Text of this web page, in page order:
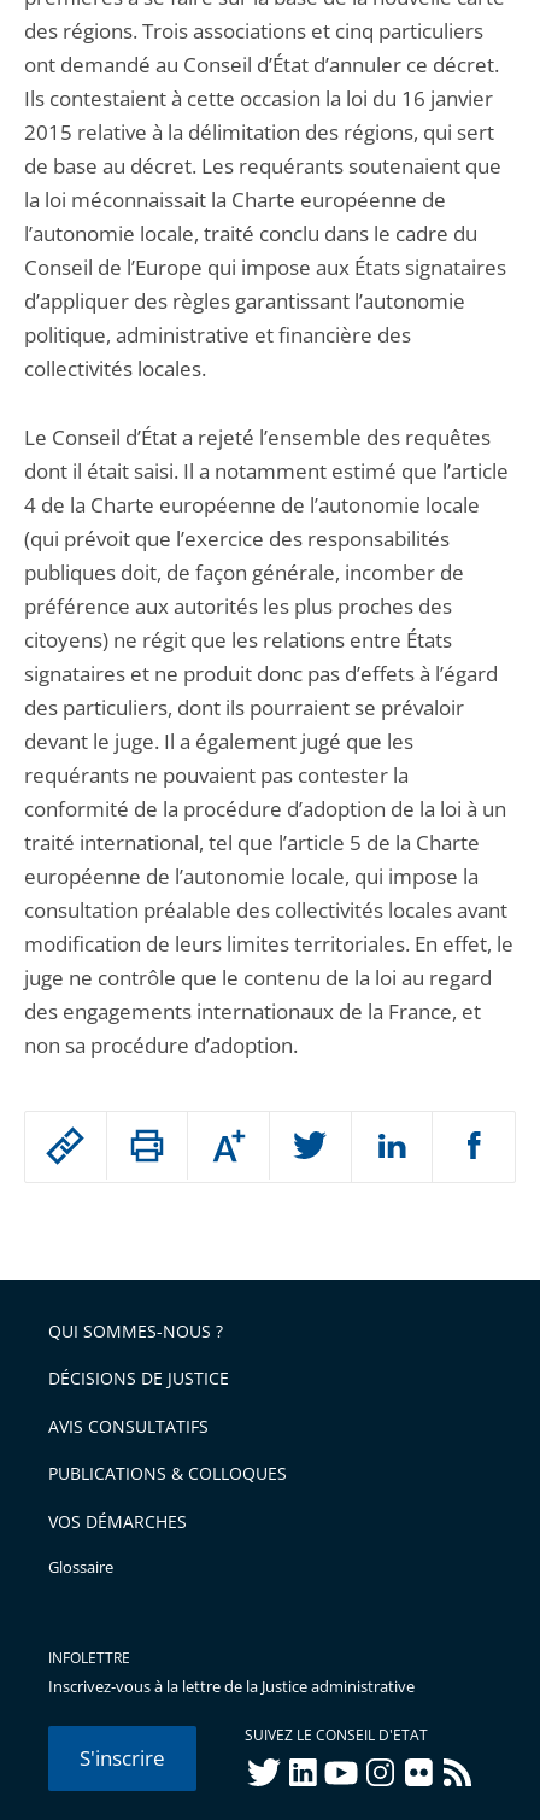
Passer
arriver
après
Augmenter
ou
l'article
pour
avant
des régions. Trois associations et cinq particuliers
ont demandé au Conseil d’État d’annuler ce décret.
Ils contestaient à cette occasion la loi du 16 janvier
2015 relative à la délimitation des régions, qui sert
de base au décret. Les requérants soutenaient que
la loi méconnaissait la Charte européenne de
l’autonomie locale, traité conclu dans le cadre du
Conseil de l’Europe qui impose aux États signataires
d’appliquer des règles garantissant l’autonomie
politique, administrative et financière des
collectivités locales.
Le Conseil d’État a rejeté l’ensemble des requêtes
dont il était saisi. Il a notamment estimé que l’article
4 de la Charte européenne de l’autonomie locale
(qui prévoit que l’exercice des responsabilités
publiques doit, de façon générale, incomber de
préférence aux autorités les plus proches des
citoyens) ne régit que les relations entre États
signataires et ne produit donc pas d’effets à l’égard
des particuliers, dont ils pourraient se prévaloir
devant le juge. Il a également jugé que les
requérants ne pouvaient pas contester la
conformité de la procédure d’adoption de la loi à un
traité international, tel que l’article 5 de la Charte
européenne de l’autonomie locale, qui impose la
consultation préalable des collectivités locales avant
modification de leurs limites territoriales. En effet, le
juge ne contrôle que le contenu de la loi au regard
des engagements internationaux de la France, et
non sa procédure d’adoption.
QUI SOMMES-NOUS ?
DÉCISIONS DE JUSTICE
AVIS CONSULTATIFS
PUBLICATIONS & COLLOQUES
VOS DÉMARCHES
Glossaire
INFOLETTRE
Inscrivez-vous à la lettre de la Justice administrative
S'inscrire
SUIVEZ LE CONSEIL D'ETAT
twitterlinkedInyoutubeinstagram
flickr rss